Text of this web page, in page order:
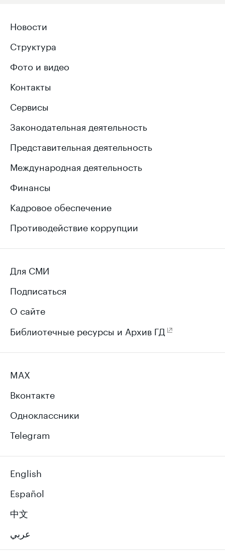
Новости
Структура
Фото и видео
Контакты
Сервисы
Законодательная деятельность
Представительная деятельность
Международная деятельность
Финансы
Кадровое обеспечение
Противодействие коррупции
Для СМИ
Подписаться
О сайте
Библиотечные ресурсы и Архив ГД
MAX
Вконтакте
Одноклассники
Telegram
English
Español
中文
عربي